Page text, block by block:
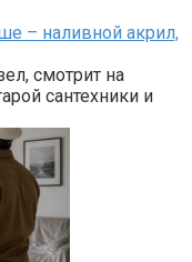
– наливной акрил,
смотрит на
сантехники и